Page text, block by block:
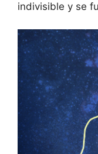
indivisible y se